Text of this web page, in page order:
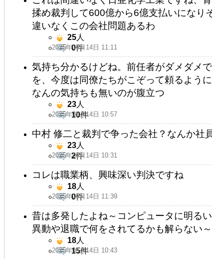
揉め裁判して600億から6億支払いになり
違いなくこの会社問題あるわ
2025年05月14日 11:11
25人
0件
気持ち分かるけどね。前任者がダメダメ
を、今度は同僚たちがこぞって頼るよう
なんの気持ちも無いのが腹立つ
2025年05月14日 10:57
23人
10件
中村 修二と裁判で争った会社？なんか社
2025年05月14日 10:31
23人
2件
コレは職業柄、興味深い判決ですね
2025年05月14日 11:39
18人
0件
昔は多発したよね～コンピュータに明る
異動や退職で何をされてるかも解らない
2025年05月14日 10:43
18人
15件